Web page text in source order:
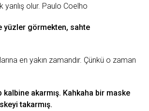
yanlış olur. Paulo Coelho
yüzler görmekten, sahte
en yakın zamandır. Çünkü o zaman
akarmış. Kahkaha bir maske
takarmış.